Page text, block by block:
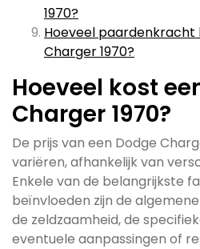
1970?
Hoeveel paardenkracht
Charger 1970?
Hoeveel kost
Charger 1970?
De prijs van een Dodge
variëren, afhankelijk van
Enkele van de belangrijkste
beïnvloeden zijn de
de zeldzaamheid, de
eventuele aanpassingen of